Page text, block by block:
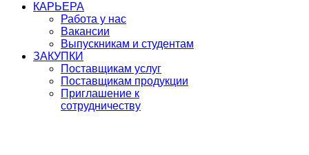
КАРЬЕРА
Работа у нас
Вакансии
Выпускникам и студентам
ЗАКУПКИ
Поставщикам услуг
Поставщикам продукции
Приглашение к
сотрудничеству